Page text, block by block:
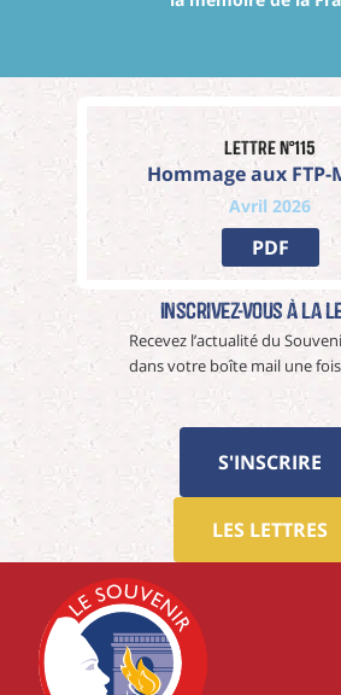
Lettre n°115
Hommage aux FTP-
Avril 2026
PDF
Inscrivez-vous à La
Recevez l’actualité du
dans votre boîte mail une
S'INSCRIRE
LES LETTRES